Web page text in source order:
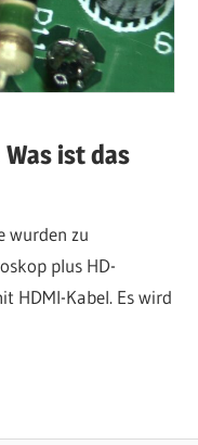
ist das
wurden zu
plus HD-
HDMI-Kabel. Es wird